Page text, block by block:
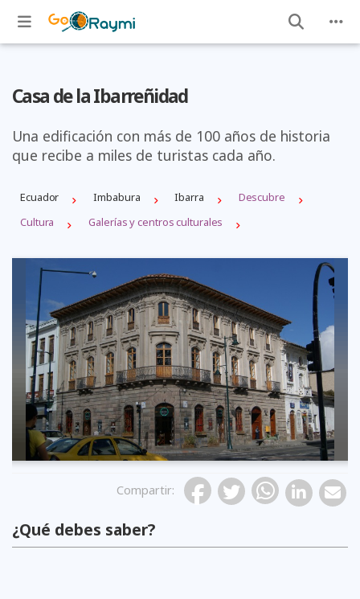
Casa de la Ibarreñidad
Una edificación con más de 100 años de historia
que recibe a miles de turistas cada año.
Ecuador Imbabura Ibarra
Descubre
Cultura
Galerías y centros culturales
Compartir:
¿Qué debes saber?